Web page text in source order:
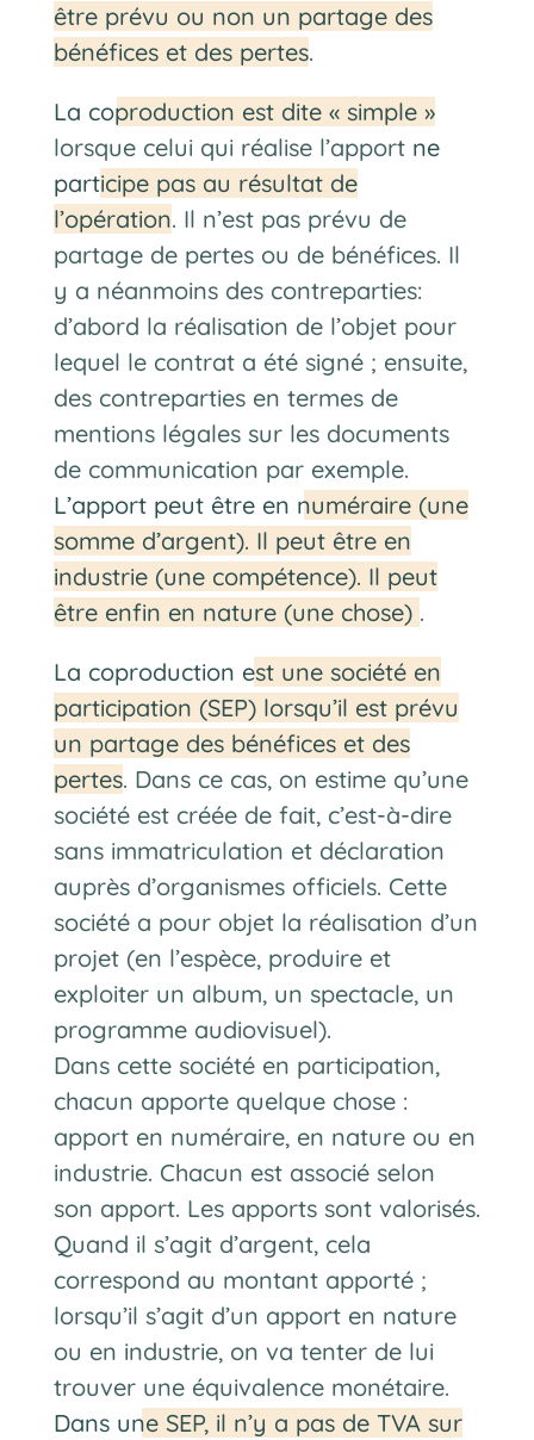
être prévu ou non un partage des
bénéfices et des pertes.
La coproduction est dite « simple »
lorsque celui qui réalise l’apport ne
participe pas au résultat de
l’opération. Il n’est pas prévu de
partage de pertes ou de bénéfices. Il
y a néanmoins des contreparties:
d’abord la réalisation de l’objet pour
lequel le contrat a été signé ; ensuite,
des contreparties en termes de
mentions légales sur les documents
de communication par exemple.
L’apport peut être en numéraire (une
somme d’argent). Il peut être en
industrie (une compétence). Il peut
être enfin en nature (une chose) .
La coproduction est une société en
participation (SEP) lorsqu’il est prévu
un partage des bénéfices et des
pertes. Dans ce cas, on estime qu’une
société est créée de fait, c’est-à-dire
sans immatriculation et déclaration
auprès d’organismes officiels. Cette
société a pour objet la réalisation d’un
projet (en l’espèce, produire et
exploiter un album, un spectacle, un
programme audiovisuel).
Dans cette société en participation,
chacun apporte quelque chose :
apport en numéraire, en nature ou en
industrie. Chacun est associé selon
son apport. Les apports sont valorisés.
Quand il s’agit d’argent, cela
correspond au montant apporté ;
lorsqu’il s’agit d’un apport en nature
ou en industrie, on va tenter de lui
trouver une équivalence monétaire.
Dans une SEP, il n’y a pas de TVA sur